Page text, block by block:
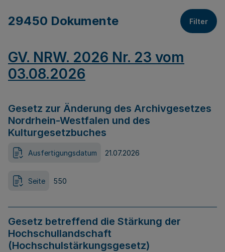
29450 Dokumente Filter
GV. NRW. 2026 Nr. 23 vom
03.08.2026
Gesetz zur Änderung des Archivgesetzes
Nordrhein-Westfalen und des
Kulturgesetzbuches
Ausfertigungsdatum 21.07.2026
Seite 550
Gesetz betreffend die Stärkung der
Hochschullandschaft
(Hochschulstärkungsgesetz)